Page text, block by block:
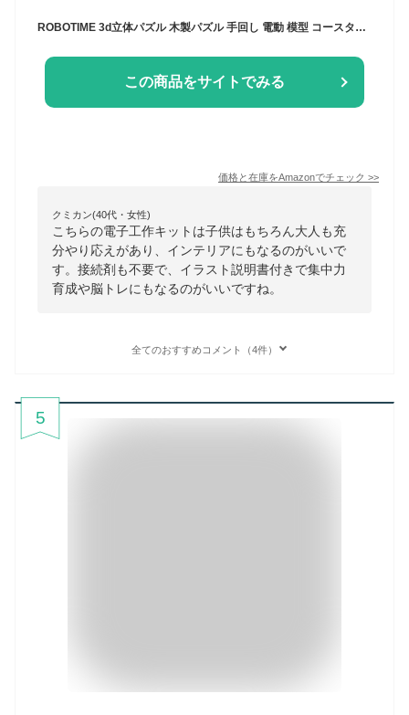
ROBOTIME 3d立体パズル 木製パズル 手回し 電動 模型 コースター 水車 ギア 軌道 ローラーコースター 工作愛好者向け 集中力 脳トレ クラフト 大人向け 子供 知育 玩具 おもちゃ 14歳+ DIY キット プレゼント インテリア 接続剤不要 イラスト説明書つき(マーブルラン 宇宙港)
この商品をサイトでみる
価格と在庫をAmazonでチェック >>
クミカン(40代・女性)
こちらの電子工作キットは子供はもちろん大人も充
分やり応えがあり、インテリアにもなるのがいいで
す。接続剤も不要で、イラスト説明書付きで集中力
育成や脳トレにもなるのがいいですね。
全てのおすすめコメント（4件）
5